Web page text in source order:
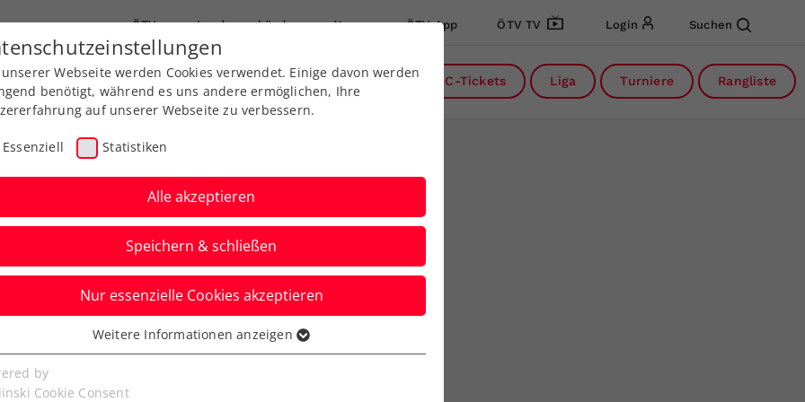
ÖTV Landesverbände News ÖTV App ÖTV TV Login Suchen
Ausbildung Services Über uns DC-Tickets Liga Turniere Rangliste
Rublev und
in der Wiener
Webseite werden Cookies verwendet. Einige davon werden
benötigt, während es uns andere ermöglichen, Ihre
auf unserer Webseite zu verbessern.
Essenziell Statistiken
Alle akzeptieren
Speichern & schließen
Nur essenzielle Cookies akzeptieren
Cookies werden für grundlegende Funktionen der
benötigt. Dadurch ist gewährleistet, dass die Webseite
Weitere Informationen anzeigen
by
Cookie Consent